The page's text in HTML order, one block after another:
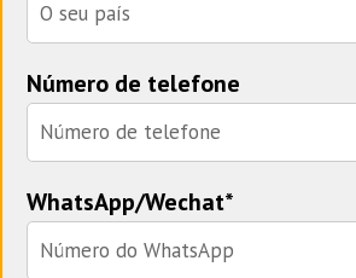
Número de telefone
WhatsApp/Wechat*